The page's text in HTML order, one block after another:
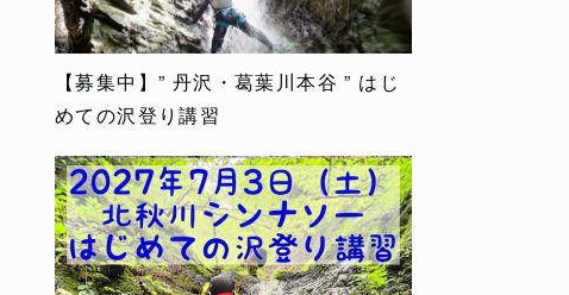
【募集中】” 丹沢・葛葉川本谷 ” はじ
めての沢登り講習